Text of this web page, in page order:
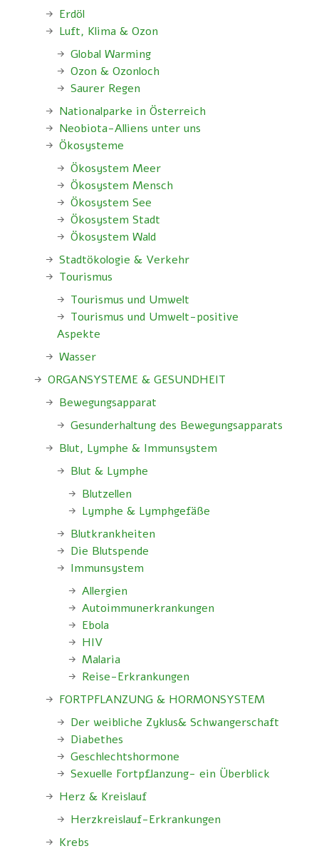
Erdöl
Luft, Klima & Ozon
Global Warming
Ozon & Ozonloch
Saurer Regen
Nationalparke in Österreich
Neobiota-Alliens unter uns
Ökosysteme
Ökosystem Meer
Ökosystem Mensch
Ökosystem See
Ökosystem Stadt
Ökosystem Wald
Stadtökologie & Verkehr
Tourismus
Tourismus und Umwelt
Tourismus und Umwelt-positive
Aspekte
Wasser
ORGANSYSTEME & GESUNDHEIT
Bewegungsapparat
Gesunderhaltung des Bewegungsapparats
Blut, Lymphe & Immunsystem
Blut & Lymphe
Blutzellen
Lymphe & Lymphgefäße
Blutkrankheiten
Die Blutspende
Immunsystem
Allergien
Autoimmunerkrankungen
Ebola
HIV
Malaria
Reise-Erkrankungen
FORTPFLANZUNG & HORMONSYSTEM
Der weibliche Zyklus& Schwangerschaft
Diabethes
Geschlechtshormone
Sexuelle Fortpflanzung- ein Überblick
Herz & Kreislauf
Herzkreislauf-Erkrankungen
Krebs